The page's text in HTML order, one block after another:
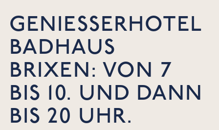
GENIESSERHOTEL B
ADHAUS B
RIXEN: VON 7 B
IS 10. UND DANN B
IS 20 UHR.